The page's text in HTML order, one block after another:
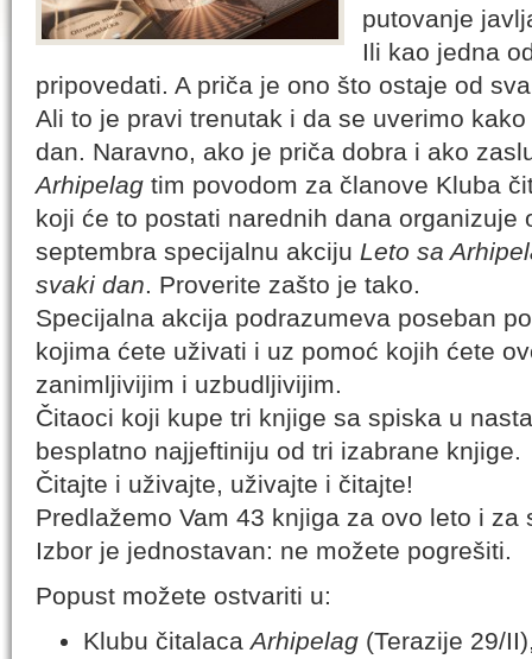
putovanje
Ili kao jedna
pripovedati. A priča je ono što ostaje od
Ali to je pravi trenutak i da se uverimo
dan. Naravno, ako je priča dobra i ako
Arhipelag tim povodom za članove Kluba
koji će to postati narednih dana organizuje
septembra specijalnu akciju Leto sa
svaki dan. Proverite zašto je tako.
Specijalna akcija podrazumeva poseban
kojima ćete uživati i uz pomoć kojih ćete
zanimljivijim i uzbudljivijim.
Čitaoci koji kupe tri knjige sa spiska u
besplatno najjeftiniju od tri izabrane knjige.
Čitajte i uživajte, uživajte i čitajte!
Predlažemo Vam 43 knjiga za ovo leto i za
Izbor je jednostavan: ne možete pogrešiti.
Popust možete ostvariti u:
Klubu čitalacaArhipelag (Terazije 29/